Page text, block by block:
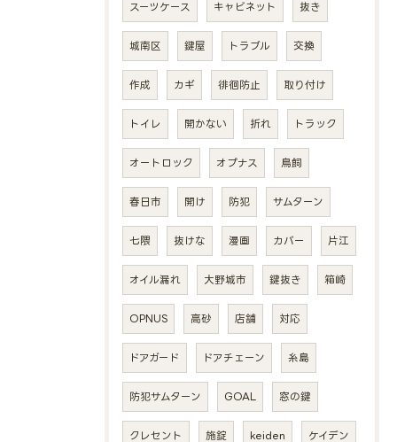
スーツケース キャビネット 抜き
城南区 鍵屋 トラブル 交換
作成 カギ 徘徊防止 取り付け
トイレ 開かない 折れ トラック
オートロック オプナス 鳥飼
春日市 開け 防犯 サムターン
七隈 抜けな 漫画 カバー 片江
オイル漏れ 大野城市 鍵抜き 箱崎
OPNUS 高砂 店舗 対応
ドアガード ドアチェーン 糸島
防犯サムターン GOAL 窓の鍵
クレセント 施錠 keiden ケイデン